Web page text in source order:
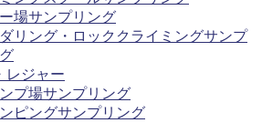
場サンプリング
リング・ロッククライミングサンプ
レジャー
プ場サンプリング
ピングサンプリング